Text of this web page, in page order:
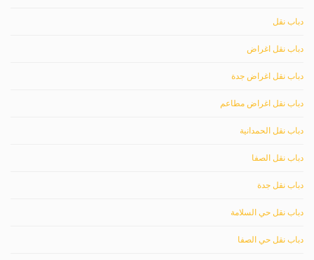
دباب نقل
دباب نقل اغراض
دباب نقل اغراض جدة
دباب نقل اغراض مطاعم
دباب نقل الحمدانية
دباب نقل الصفا
دباب نقل جدة
دباب نقل حي السلامة
دباب نقل حي الصفا